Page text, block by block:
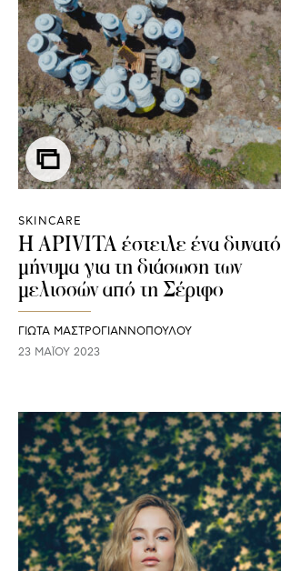
SKINCARE
Η APIVITA έστειλε ένα δυνατό
μήνυμα για τη διάσωση των
μελισσών από τη Σέριφο
ΓΙΩΤΑ ΜΑΣΤΡΟΓΙΑΝΝΟΠΟΥΛΟΥ
23 ΜΑΪ́ΟΥ 2023